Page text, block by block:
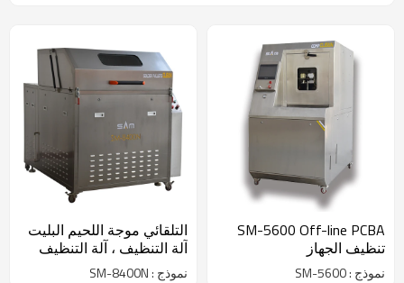
SM-5600 Off-line PCBA
تنظيف الجهاز
نموذج : SM-5600
التلقائي موجة اللحيم البليت
آلة التنظيف ، آلة التنظيف
المكثف
نموذج : SM-8400N